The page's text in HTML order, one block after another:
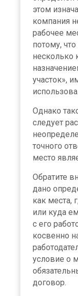
этом
компания
рабочее
потому,
несколько
участок»,
Однако
следует
точного
место
Обратите
дано
как места,
или куда
с его
косвенно
условие о
договор.